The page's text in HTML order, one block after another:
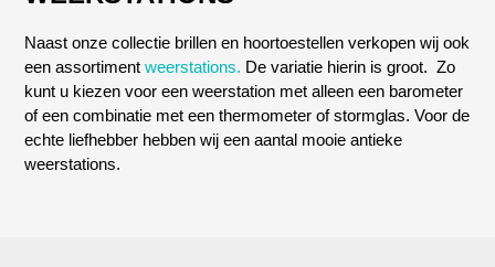
Naast onze collectie brillen en hoortoestellen verkopen wij ook
een assortimentweerstations. De variatie hierin is groot. Zo
kunt u kiezen voor een weerstation met alleen een barometer
of een combinatie met een thermometer of stormglas. Voor de
echte liefhebber hebben wij een aantal mooie antieke
weerstations.